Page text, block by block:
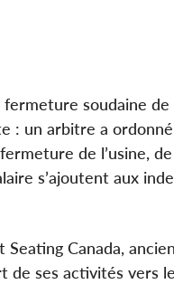
soudaine de
un arbitre a
de l’usine,
s’ajoutent aux
Canada,
ses activités vers